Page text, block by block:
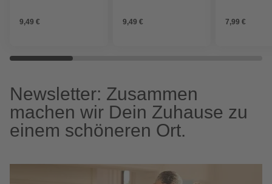
9,49 € 9,49 €
7,99 €
Newsletter: Zusammen
machen wir Dein Zuhause zu
einem schöneren Ort.